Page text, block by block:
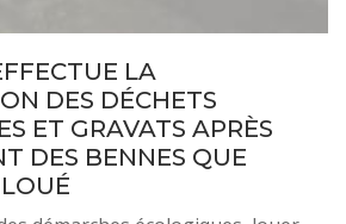
LA
DES DÉCHETS
ET GRAVATS APRÈS
DES BENNES QUE